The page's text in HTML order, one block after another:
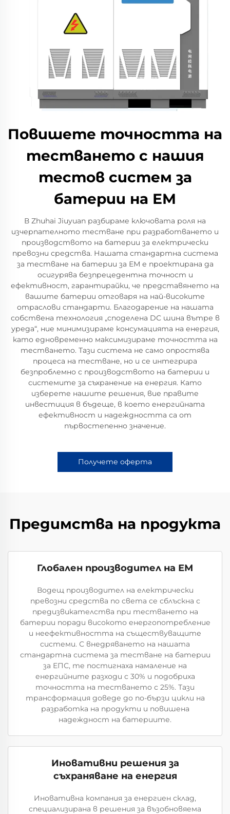
Повишете точността на
тестването с нашия
тестов систем за
батерии на ЕМ
В Zhuhai Jiuyuan разбираме ключовата роля на
изчерпателното тестване при разработването и
производството на батерии за електрически
превозни средства. Нашата стандартна система
за тестване на батерии за ЕМ е проектирана да
осигурява безпрецедентна точност и
ефективност, гарантирайки, че представянето на
вашите батерии отговаря на най-високите
отраслови стандарти. Благодарение на нашата
собствена технология „споделена DC шина вътре в
уреда“, ние минимизираме консумацията на енергия,
като едновременно максимизираме точността на
тестването. Тази система не само опростява
процеса на тестване, но и се интегрира
безпроблемно с производството на батерии и
системите за съхранение на енергия. Като
изберете нашите решения, вие правите
инвестиция в бъдеще, в което енергийната
ефективност и надеждността са от
първостепенно значение.
Получете оферта
Предимства на продукта
Глобален производител на ЕМ
Водещ производител на електрически
превозни средства по света се сблъскна с
предизвикателства при тестването на
батерии поради високото енергопотребление
и неефективността на съществуващите
системи. С внедряването на нашата
стандартна система за тестване на батерии
за ЕПС, те постигнаха намаление на
енергийните разходи с 30% и подобриха
точността на тестването с 25%. Тази
трансформация доведе до по-бързи цикли на
разработка на продукти и повишена
надеждност на батериите.
Иновативни решения за
съхраняване на енергия
Иновативна компания за енергиен склад,
специализирана в решения за възобновяема